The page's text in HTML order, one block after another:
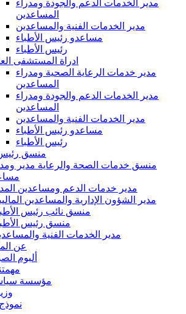
مدير الخدمات الدعم والجودة ومدراء
المساعدين
مدير الخدمات الفنية والمساعدين
مساعدو رئيس الأطباء
رئيس الأطباء
ادراة المستشفى
مدير خدمات الرعاية الصحية ومدراء
المساعدين
مدير الخدمات الدعم والجودة ومدراء
المساعدين
مدير الخدمات الفنية والمساعدين
مساعدو رئيس الأطباء
رئيس الأطباء
منسق رئيس
منسق خدمات الصحة والرعاية مدير
مدير خدمات الدعم ومساعدين
مدير الشؤون الإدارية والمساعدين
منسق نائب رئيس
منسق رئيس
مدير الخدمات الفنية
عن
ألبوم
مؤسسة